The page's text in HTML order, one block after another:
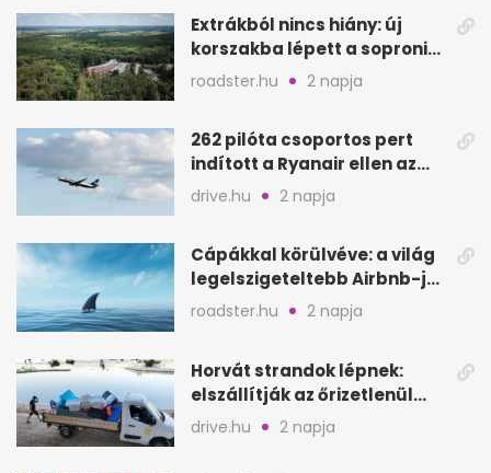
Extrákból nincs hiány: új
korszakba lépett a soproni
Fagus Hotel
roadster.hu 2 napja
262 pilóta csoportos pert
indított a Ryanair ellen az
Egyesült Királyságban
drive.hu 2 napja
Cápákkal körülvéve: a világ
legelszigeteltebb Airbnb-je
a nyílt tengeren
roadster.hu 2 napja
Horvát strandok lépnek:
elszállítják az őrizetlenül
hagyott törölközőket
drive.hu 2 napja